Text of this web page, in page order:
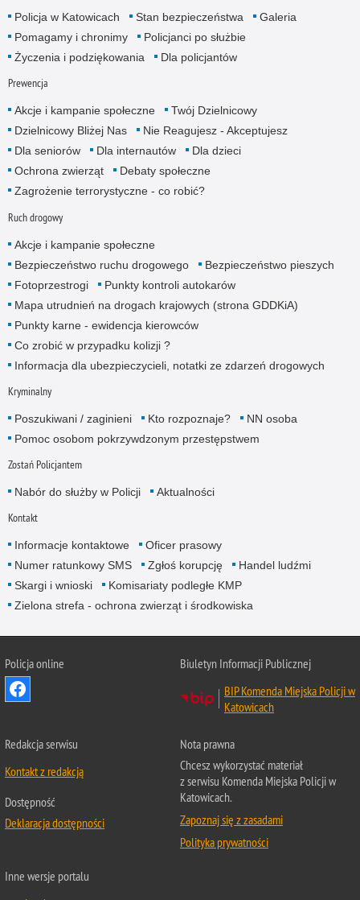
Policja w Katowicach Stan bezpieczeństwa
Galeria
Pomagamy i chronimy
Policjanci po służbie
Życzenia i podziękowania
Dla policjantów
Prewencja
Akcje i kampanie społeczne
Twój Dzielnicowy
Dzielnicowy Bliżej Nas
Nie Reagujesz - Akceptujesz
Dla seniorów
Dla internautów
Dla dzieci
Ochrona zwierząt
Debaty społeczne
Zagrożenie terrorystyczne - co robić?
Ruch drogowy
Akcje i kampanie społeczne
Bezpieczeństwo ruchu drogowego
Bezpieczeństwo pieszych
Fotoprzestrogi
Punkty kontroli autokarów
Mapa utrudnień na drogach krajowych (strona GDDKiA)
Punkty karne - ewidencja kierowców
Co zrobić w przypadku kolizji ?
Informacja dla ubezpieczycieli, notatki ze zdarzeń drogowych
Kryminalny
Poszukiwani / zaginieni Kto rozpoznaje?
NN osoba
Pomoc osobom pokrzywdzonym przestępstwem
Zostań Policjantem
Nabór do służby w Policji Aktualności
Kontakt
Informacje kontaktowe
Oficer prasowy
Numer ratunkowy SMS
Zgłoś korupcję
Handel ludźmi
Skargi i wnioski
Komisariaty podległe KMP
Zielona strefa - ochrona zwierząt i środkowiska
Policja online
Biuletyn Informacji Publicznej
BIP Komenda Miejska Policji w
Katowicach
Redakcja serwisu
Kontakt z redakcją
Dostępność
Deklaracja dostępności
Nota prawna
Chcesz wykorzystać materiał
z serwisu Komenda Miejska Policji w
Katowicach.
Zapoznaj się z zasadami
Polityka prywatności
Inne wersje portalu